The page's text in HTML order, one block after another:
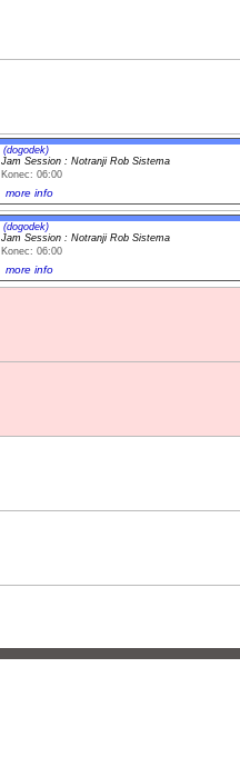
(dogodek)
Jam Session : Notranji Rob Sistema
Konec: 06:00
more info
(dogodek)
Jam Session : Notranji Rob Sistema
Konec: 06:00
more info